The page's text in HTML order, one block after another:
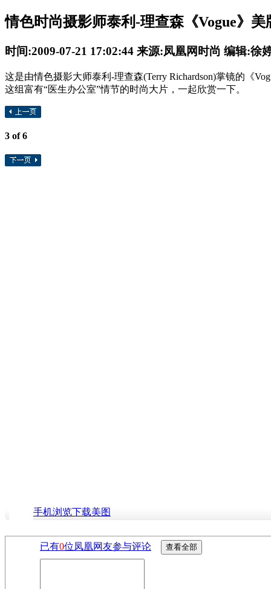
情色时尚摄影师泰利-理查森《Vogue》美
时间:2009-07-21 17:02:44 来源:凤凰网时尚 编辑:徐
这是由情色摄影大师泰利-理查森(Terry Richardson)掌镜的《
这组富有“医生办公室”情节的时尚大片，一起欣赏一下。
3 of 6
手机浏览下载美图
已有0位凤凰网友参与评论